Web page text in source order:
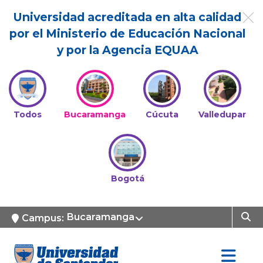
Universidad acreditada en alta calidad
por el Ministerio de Educación Nacional
y por la Agencia EQUAA
Todos Bucaramanga Cúcuta Valledupar
Bogotá
Campus: Bucaramanga